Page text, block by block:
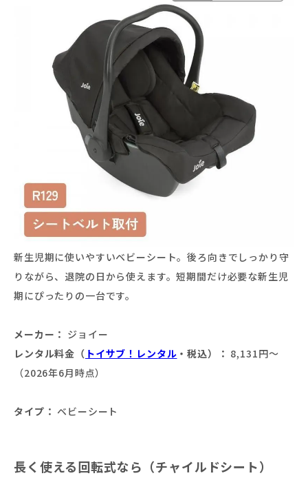
新生児期に使いやすいベビーシート。後ろ向きでしっかり守
りながら、退院の日から使えます。短期間だけ必要な新生児
期にぴったりの一台です。
メーカー： ジョイー
レンタル料金（ トイサブ！レンタル ・税込）： 8,131円〜
（2026年6月時点）
タイプ： ベビーシート
長く使える回転式なら（チャイルドシート）